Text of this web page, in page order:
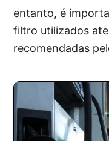
entanto, é
filtro utilizados
recomendadas